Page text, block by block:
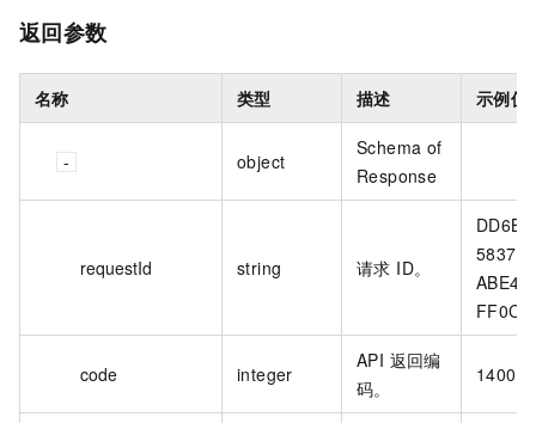
返回参数
名称 类型 描述 示例值
object
Schema of
Response
requestId string 请求 ID。
5837-
ABE4-
code integer
API 返回编
码。